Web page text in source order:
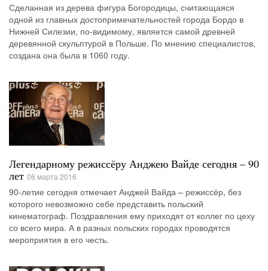
Сделанная из дерева фигура Богородицы, считающаяся
одной из главных достопримечательностей города Бордо в
Нижней Силезии, по-видимому, является самой древней
деревянной скульптурой в Польше. По мнению специалистов,
создана она была в 1060 году.
Легендарному режиссёру Анджею Вайде сегодня – 90
лет 06 марта 2016
90-летие сегодня отмечает Анджей Вайда – режиссёр, без
которого невозможно себе представить польский
кинематограф. Поздравления ему приходят от коллег по цеху
со всего мира. А в разных польских городах проводятся
мероприятия в его честь.